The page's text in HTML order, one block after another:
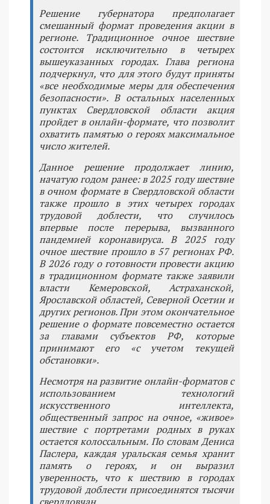
Решение губернатора предполагает
смешанный формат проведения акции в
регионе. Традиционное очное шествие
состоится исключительно в четырех
вышеуказанных городах. Глава региона
подчеркнул, что для этого будут приняты
«все необходимые меры для обеспечения
безопасности». В остальных населенных
пунктах Свердловской области акция
пройдет в онлайн-формате, что позволит
охватить памятью о героях максимальное
число жителей.
Данное решение продолжает линию,
начатую годом ранее: в 2025 году шествие
в очном формате в Свердловской области
также прошло в этих четырех городах
трудовой доблести, что случилось
впервые после перерыва, вызванного
пандемией коронавируса. В 2025 году
очное шествие прошло в 57 регионах РФ.
В 2026 году о готовности провести акцию
в традиционном формате также заявили
власти Кемеровской, Астраханской,
Ярославской областей, Северной Осетии и
других регионов. При этом окончательное
решение о формате повсеместно остается
за главами субъектов РФ, которые
принимают его «с учетом текущей
обстановки».
Несмотря на развитие онлайн-форматов с
использованием технологий
искусственного интеллекта,
общественный запрос на очное, «живое»
шествие с портретами родных в руках
остается колоссальным. По словам Дениса
Паслера, каждая уральская семья хранит
память о героях, и он выразил
уверенность, что к шествию в городах
трудовой доблести присоединятся тысячи